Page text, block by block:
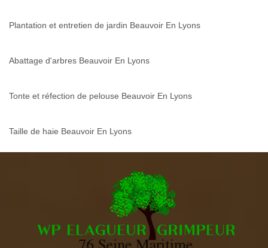
Plantation et entretien de jardin Beauvoir En Lyons
Abattage d'arbres Beauvoir En Lyons
Tonte et réfection de pelouse Beauvoir En Lyons
Taille de haie Beauvoir En Lyons